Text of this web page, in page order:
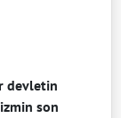
devletin
son